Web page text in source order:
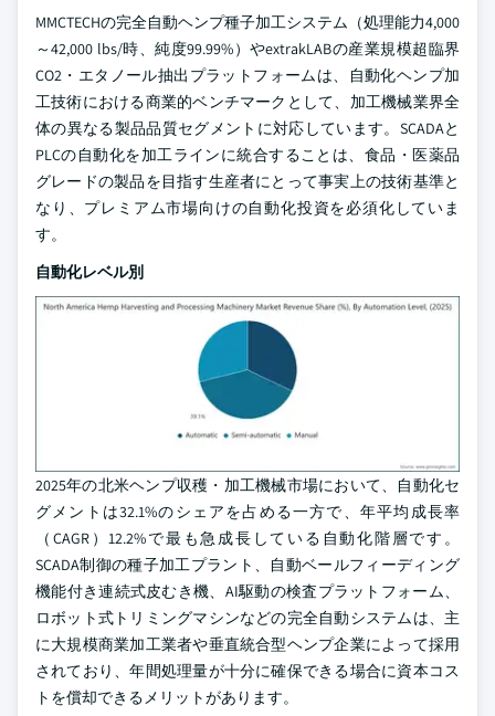
MMCTECHの完全自動ヘンプ種子加工システム（処理能力4,000
～42,000 lbs/時、純度99.99%）やextrakLABの産業規模超臨界
CO2・エタノール抽出プラットフォームは、自動化ヘンプ加
工技術における商業的ベンチマークとして、加工機械業界全
体の異なる製品品質セグメントに対応しています。SCADAと
PLCの自動化を加工ラインに統合することは、食品・医薬品
グレードの製品を目指す生産者にとって事実上の技術基準と
なり、プレミアム市場向けの自動化投資を必須化していま
す。
自動化レベル別
2025年の北米ヘンプ収穫・加工機械市場において、自動化セ
グメントは32.1%のシェアを占める一方で、年平均成長率
（CAGR）12.2%で最も急成長している自動化階層です。
SCADA制御の種子加工プラント、自動ベールフィーディング
機能付き連続式皮むき機、AI駆動の検査プラットフォーム、
ロボット式トリミングマシンなどの完全自動システムは、主
に大規模商業加工業者や垂直統合型ヘンプ企業によって採用
されており、年間処理量が十分に確保できる場合に資本コス
トを償却できるメリットがあります。